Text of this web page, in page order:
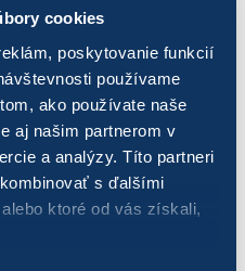
cookies
poskytovanie funkcií
používame
ako používate naše
aj našim partnerom v
a analýzy. Títo partneri
s ďalšími
ktoré od vás získali,
Počet jázd
13 18,94